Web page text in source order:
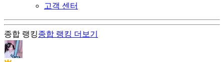
고객 센터
종합 랭킹종합 랭킹 더보기